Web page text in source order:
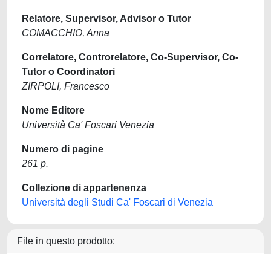
Relatore, Supervisor, Advisor o Tutor
COMACCHIO, Anna
Correlatore, Controrelatore, Co-Supervisor, Co-
Tutor o Coordinatori
ZIRPOLI, Francesco
Nome Editore
Università Ca' Foscari Venezia
Numero di pagine
261 p.
Collezione di appartenenza
Università degli Studi Ca' Foscari di Venezia
File in questo prodotto: